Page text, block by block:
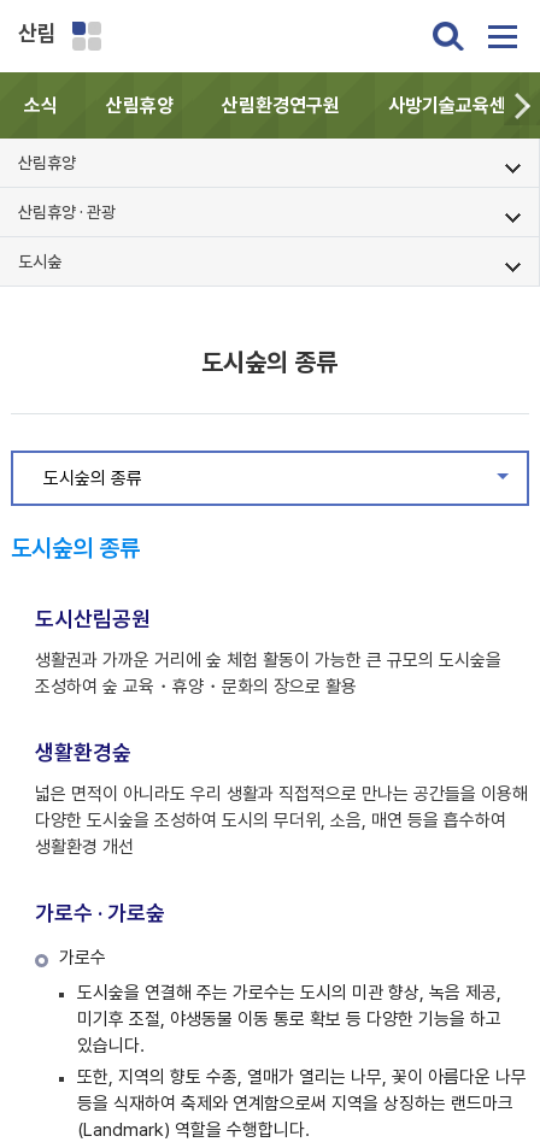
산림
소식 산림휴양 산림환경연구원 사방기술교육센터
산림휴양
산림휴양 · 관광
도시숲
도시숲의 종류
도시숲의 종류
도시숲의 종류
도시산림공원
생활권과 가까운 거리에 숲 체험 활동이 가능한 큰 규모의 도시숲을
조성하여 숲 교육・휴양・문화의 장으로 활용
생활환경숲
넓은 면적이 아니라도 우리 생활과 직접적으로 만나는 공간들을 이용해
다양한 도시숲을 조성하여 도시의 무더위, 소음, 매연 등을 흡수하여
생활환경 개선
가로수 · 가로숲
가로수
도시숲을 연결해 주는 가로수는 도시의 미관 향상, 녹음 제공,
미기후 조절, 야생동물 이동 통로 확보 등 다양한 기능을 하고
있습니다.
또한, 지역의 향토 수종, 열매가 열리는 나무, 꽃이 아름다운 나무
등을 식재하여 축제와 연계함으로써 지역을 상징하는 랜드마크
(Landmark) 역할을 수행합니다.